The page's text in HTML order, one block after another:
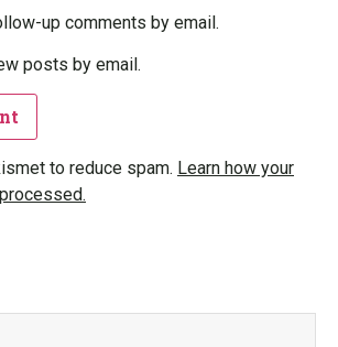
up comments by email.
posts by email.
to reduce spam. Learn how your